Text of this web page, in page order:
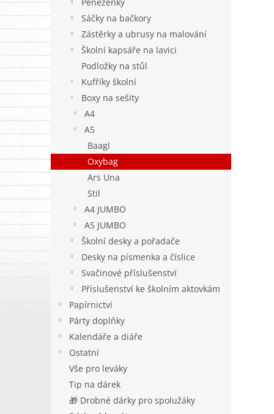
Sáčky na bačkory
Zástěrky a ubrusy na malování
Školní kapsáře na lavici
Podložky na stůl
Kufříky školní
Boxy na sešity
A4
A5
Baagl
Oxybag
Ars Una
Stil
A4 JUMBO
A5 JUMBO
Školní desky a pořadače
Desky na písmenka a číslice
Svačinové příslušenství
Příslušenství ke školním aktovkám
Papírnictví
Párty doplňky
Kalendáře a diáře
Ostatní
Vše pro leváky
Tip na dárek
🎁 Drobné dárky pro spolužáky